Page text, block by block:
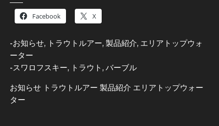
Facebook X
-お知らせ, トラウトルアー, 製品紹介, エリアトップウォ
ーター
-スワロフスキー, トラウト , バーブル
お知らせ トラウトルアー 製品紹介 エリアトップウォー
ター